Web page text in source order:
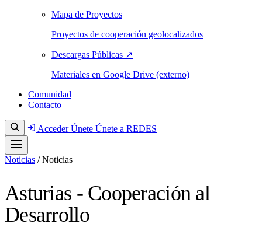
Mapa de Proyectos
Proyectos de cooperación geolocalizados
Descargas Públicas ↗
Materiales en Google Drive (externo)
Comunidad
Contacto
AccederÚnete Únete a REDES
Noticias / Noticias
Asturias - Cooperación al
Desarrollo